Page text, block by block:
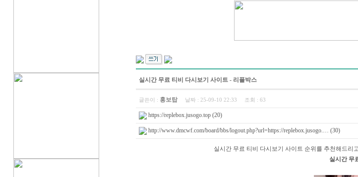
실시간 무료 티비 다시보기 사이트 - 리플박스
글쓴이 : 홍보탑 날짜 : 25-09-10 22:33 조회 : 63
https://replebox.jusogo.top (20)
http://www.dmcwf.com/board/bbs/logout.php?url=https://replebox.jusogo.… (30)
실시간 무료 티비 다시보기 사이트 순위를 추천해드리
실시간 무